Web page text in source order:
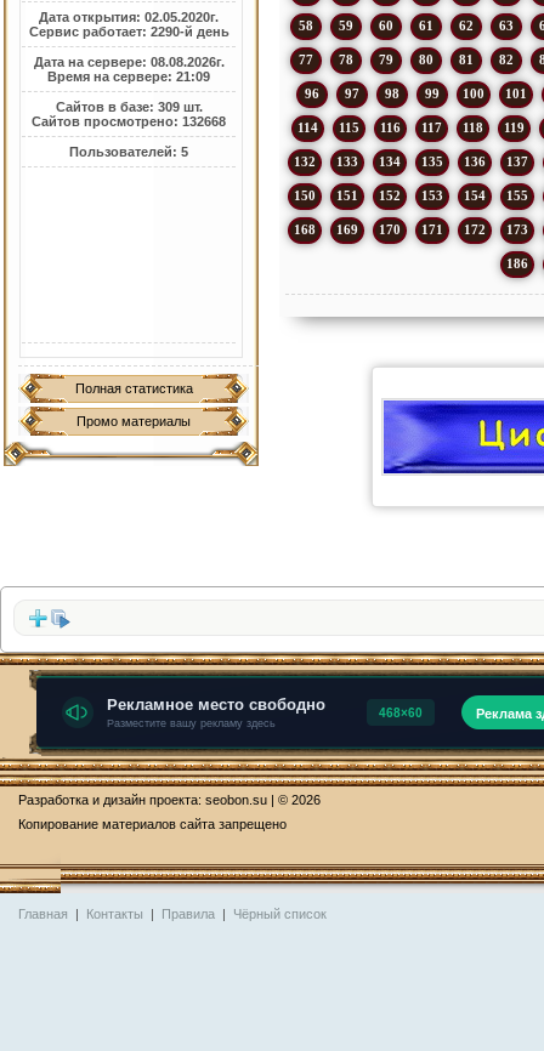
Дата открытия: 02.05.2020г.
Сервис работает: 2290-й день
Дата на сервере: 08.08.2026г.
Время на сервере: 21:09
Сайтов в базе: 309 шт.
Сайтов просмотрено: 132668
Пользователей: 5
Полная статистика
Промо материалы
58 59 60 61 62 63
77 78 79 80 81 82
96 97 98 99 100 101
114 115 116 117 118 119
132 133 134 135 136 137
150 151 152 153 154 155
168 169 170 171 172 173
186
Разработка и дизайн проекта: seobon.su | © 2026
Копирование материалов сайта запрещено
Главная | Контакты | Правила | Чёрный список